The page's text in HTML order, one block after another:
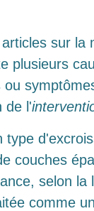
sur la
plusieurs
de l'
type
couches
selon
comme